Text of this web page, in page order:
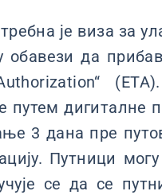
је виза за
обавези да
путем дигиталне
3 дана пре
Путници
се да се